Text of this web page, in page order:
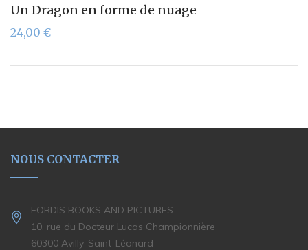
Un Dragon en forme de nuage
24,00 €
NOUS CONTACTER
FORDIS BOOKS AND PICTURES
10, rue du Docteur Lucas Championnière
60300 Avilly-Saint-Léonard